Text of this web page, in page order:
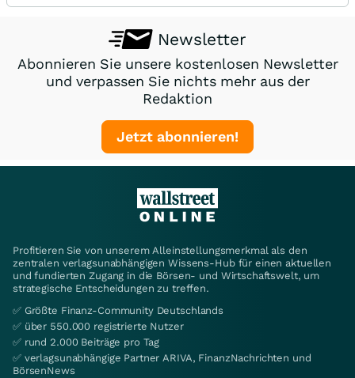
Newsletter
Abonnieren Sie unsere kostenlosen Newsletter
und verpassen Sie nichts mehr aus der
Redaktion
Jetzt abonnieren!
Profitieren Sie von unserem Alleinstellungsmerkmal als den
zentralen verlagsunabhängigen Wissens-Hub für einen aktuellen
und fundierten Zugang in die Börsen- und Wirtschaftswelt, um
strategische Entscheidungen zu treffen.
✅ Größte Finanz-Community Deutschlands
✅ über 550.000 registrierte Nutzer
✅ rund 2.000 Beiträge pro Tag
✅ verlagsunabhängige Partner ARIVA, FinanzNachrichten und
BörsenNews